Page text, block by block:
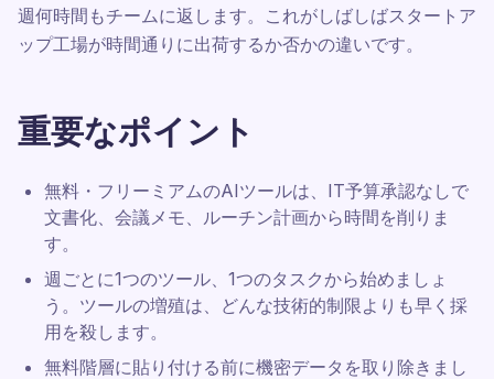
週何時間もチームに返します。これがしばしばスタートア
ップ工場が時間通りに出荷するか否かの違いです。
重要なポイント
無料・フリーミアムのAIツールは、IT予算承認なしで
文書化、会議メモ、ルーチン計画から時間を削りま
す。
週ごとに1つのツール、1つのタスクから始めましょ
う。ツールの増殖は、どんな技術的制限よりも早く採
用を殺します。
無料階層に貼り付ける前に機密データを取り除きまし